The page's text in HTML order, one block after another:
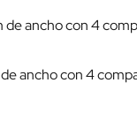
de ancho con 4
ancho con 4